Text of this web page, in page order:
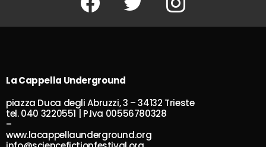
La Cappella Underground
piazza Duca degli Abruzzi, 3 – 34132 Trieste
tel. 040 3220551 | P.Iva 00556780328
–
www.lacappellaunderground.org